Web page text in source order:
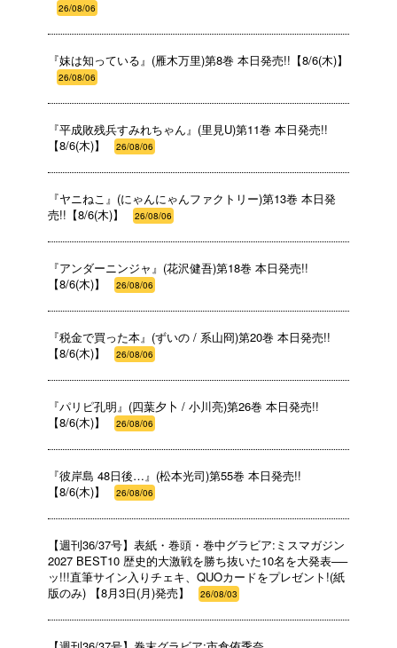
26/08/06
『妹は知っている』(雁木万里)第8巻 本日発売!!【8/6(木)】
26/08/06
『平成敗残兵すみれちゃん』(里見U)第11巻 本日発売!!
【8/6(木)】
26/08/06
『ヤニねこ』(にゃんにゃんファクトリー)第13巻 本日発
売!!【8/6(木)】
26/08/06
『アンダーニンジャ』(花沢健吾)第18巻 本日発売!!
【8/6(木)】
26/08/06
『税金で買った本』(ずいの / 系山冏)第20巻 本日発売!!
【8/6(木)】
26/08/06
『パリピ孔明』(四葉夕卜 / 小川亮)第26巻 本日発売!!
【8/6(木)】
26/08/06
『彼岸島 48日後…』(松本光司)第55巻 本日発売!!
【8/6(木)】
26/08/06
【週刊36/37号】表紙・巻頭・巻中グラビア:ミスマガジン
2027 BEST10 歴史的大激戦を勝ち抜いた10名を大発表──
ッ!!!直筆サイン入りチェキ、QUOカードをプレゼント!(紙
版のみ) 【8月3日(月)発売】
26/08/03